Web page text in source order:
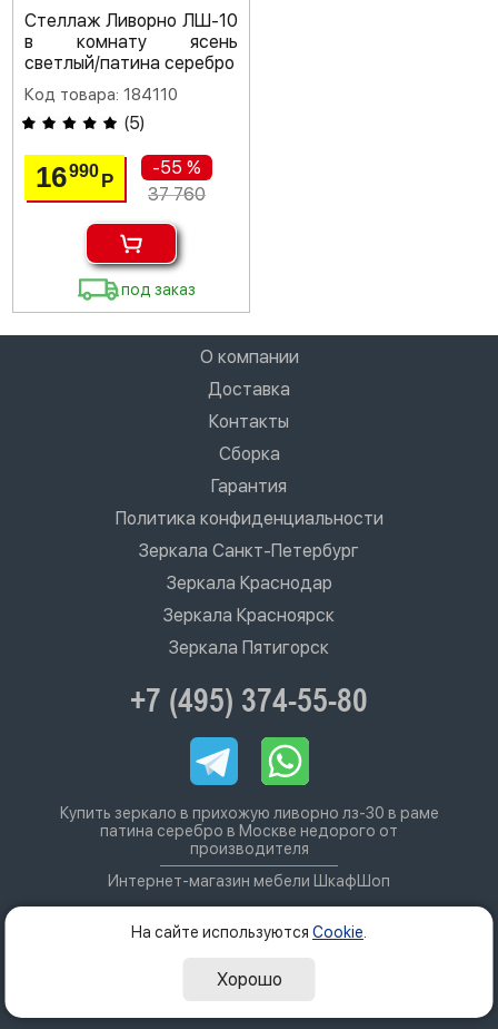
Стеллаж Ливорно ЛШ-10
в комнату ясень
светлый/патина серебро
Код товара: 184110
(5)
16990Р
-55 %
37 760
под заказ
О компании
Доставка
Контакты
Сборка
Гарантия
Политика конфиденциальности
Зеркала Санкт-Петербург
Зеркала Краснодар
Зеркала Красноярск
Зеркала Пятигорск
+7 (495) 374-55-80
Купить зеркало в прихожую ливорно лз-30 в раме
патина серебро в Москве недорого от
производителя
Интернет-магазин мебели ШкафШоп
На сайте используются Cookie
Хорошо